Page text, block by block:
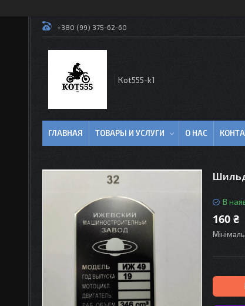
+380 (99) 375-62-60
Кot555-k1
ГЛАВНАЯ ТОВАРЫ И УСЛУГИ О НАС
В
160 ₴